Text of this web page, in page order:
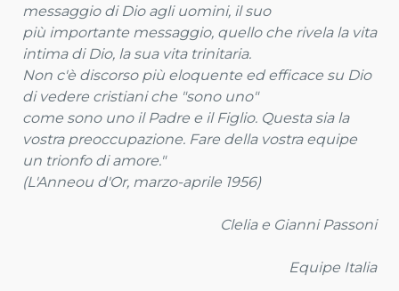
messaggio di Dio agli uomini, il suo
più importante messaggio, quello che rivela la vita
intima di Dio, la sua vita trinitaria.
Non c'è discorso più eloquente ed efficace su Dio
di vedere cristiani che "sono uno"
come sono uno il Padre e il Figlio. Questa sia la
vostra preoccupazione. Fare della vostra equipe
un trionfo di amore."
(L'Anneou d'Or, marzo-aprile 1956)
Clelia e Gianni Passoni
Equipe Italia